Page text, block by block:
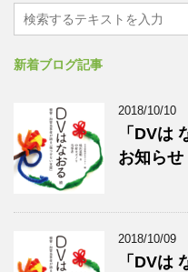
新着ブログ記事
2018/10/10
「DVは
お知らせ
2018/10/09
「DVは